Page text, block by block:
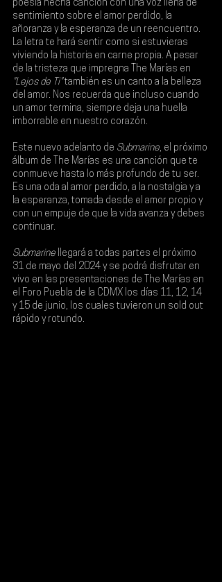
poesía hecha canción con una voz llena de
sentimiento sobre el amor perdido, la
añoranza y la esperanza de un reencuentro.
La letra te hará sentir como si estuvieras
viviendo la historia en carne propia. A pesar
de la tristeza que impregna The Marías en
"Lejos de Ti" también es un canto a la belleza
del amor. Nos recuerda que incluso cuando
un amor termina, siempre deja una huella
imborrable en nuestro corazón.
Este nuevo adelanto de Submarine, el próximo
álbum de The Marías es una canción que te
conmueve hasta lo más profundo de tu ser.
Es una oda al amor perdido, a la nostalgia y a
la esperanza, tomada desde el amor propio y
con un empuje de que la vida avanza y debes
continuar.
Submarine llegará a todas partes el próximo
31 de mayo del 2024 y se podrá disfrutar en
vivo en las presentaciones de The Marías en
el Foro Puebla de la CDMX los días 11, 12, 14
y 15 de junio, los cuales tuvieron un sold out
rápido y rotundo.